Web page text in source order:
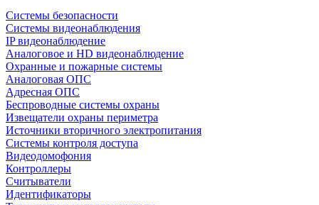
Системы безопасности
Системы видеонаблюдения
IP видеонаблюдение
Аналоговое и HD видеонаблюдение
Охранные и пожарные системы
Аналоговая ОПС
Адресная ОПС
Беспроводные системы охраны
Извещатели охраны периметра
Источники вторичного электропитания
Системы контроля доступа
Видеодомофония
Контроллеры
Считыватели
Идентификаторы